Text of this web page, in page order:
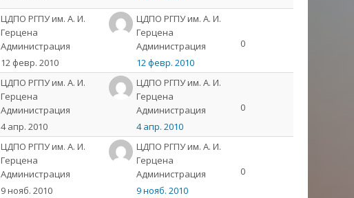
ЦДПО РГПУ им. А. И.
Герцена
Администрация
12 февр. 2010
ЦДПО РГПУ им. А. И.
Герцена
Администрация
12 февр. 2010
0
ЦДПО РГПУ им. А. И.
Герцена
Администрация
4 апр. 2010
ЦДПО РГПУ им. А. И.
Герцена
Администрация
4 апр. 2010
0
ЦДПО РГПУ им. А. И.
Герцена
Администрация
9 нояб. 2010
ЦДПО РГПУ им. А. И.
Герцена
Администрация
9 нояб. 2010
0